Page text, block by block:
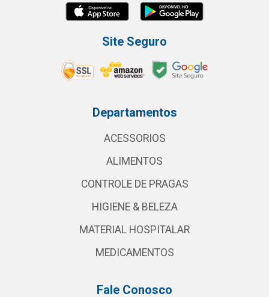
Site Seguro
Departamentos
ACESSORIOS
ALIMENTOS
CONTROLE DE PRAGAS
HIGIENE & BELEZA
MATERIAL HOSPITALAR
MEDICAMENTOS
Fale Conosco